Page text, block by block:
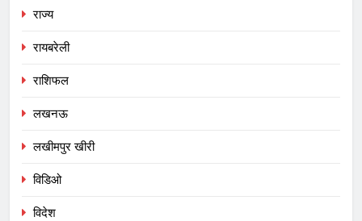
राज्य
रायबरेली
राशिफल
लखनऊ
लखीमपुर खीरी
विडिओ
विदेश